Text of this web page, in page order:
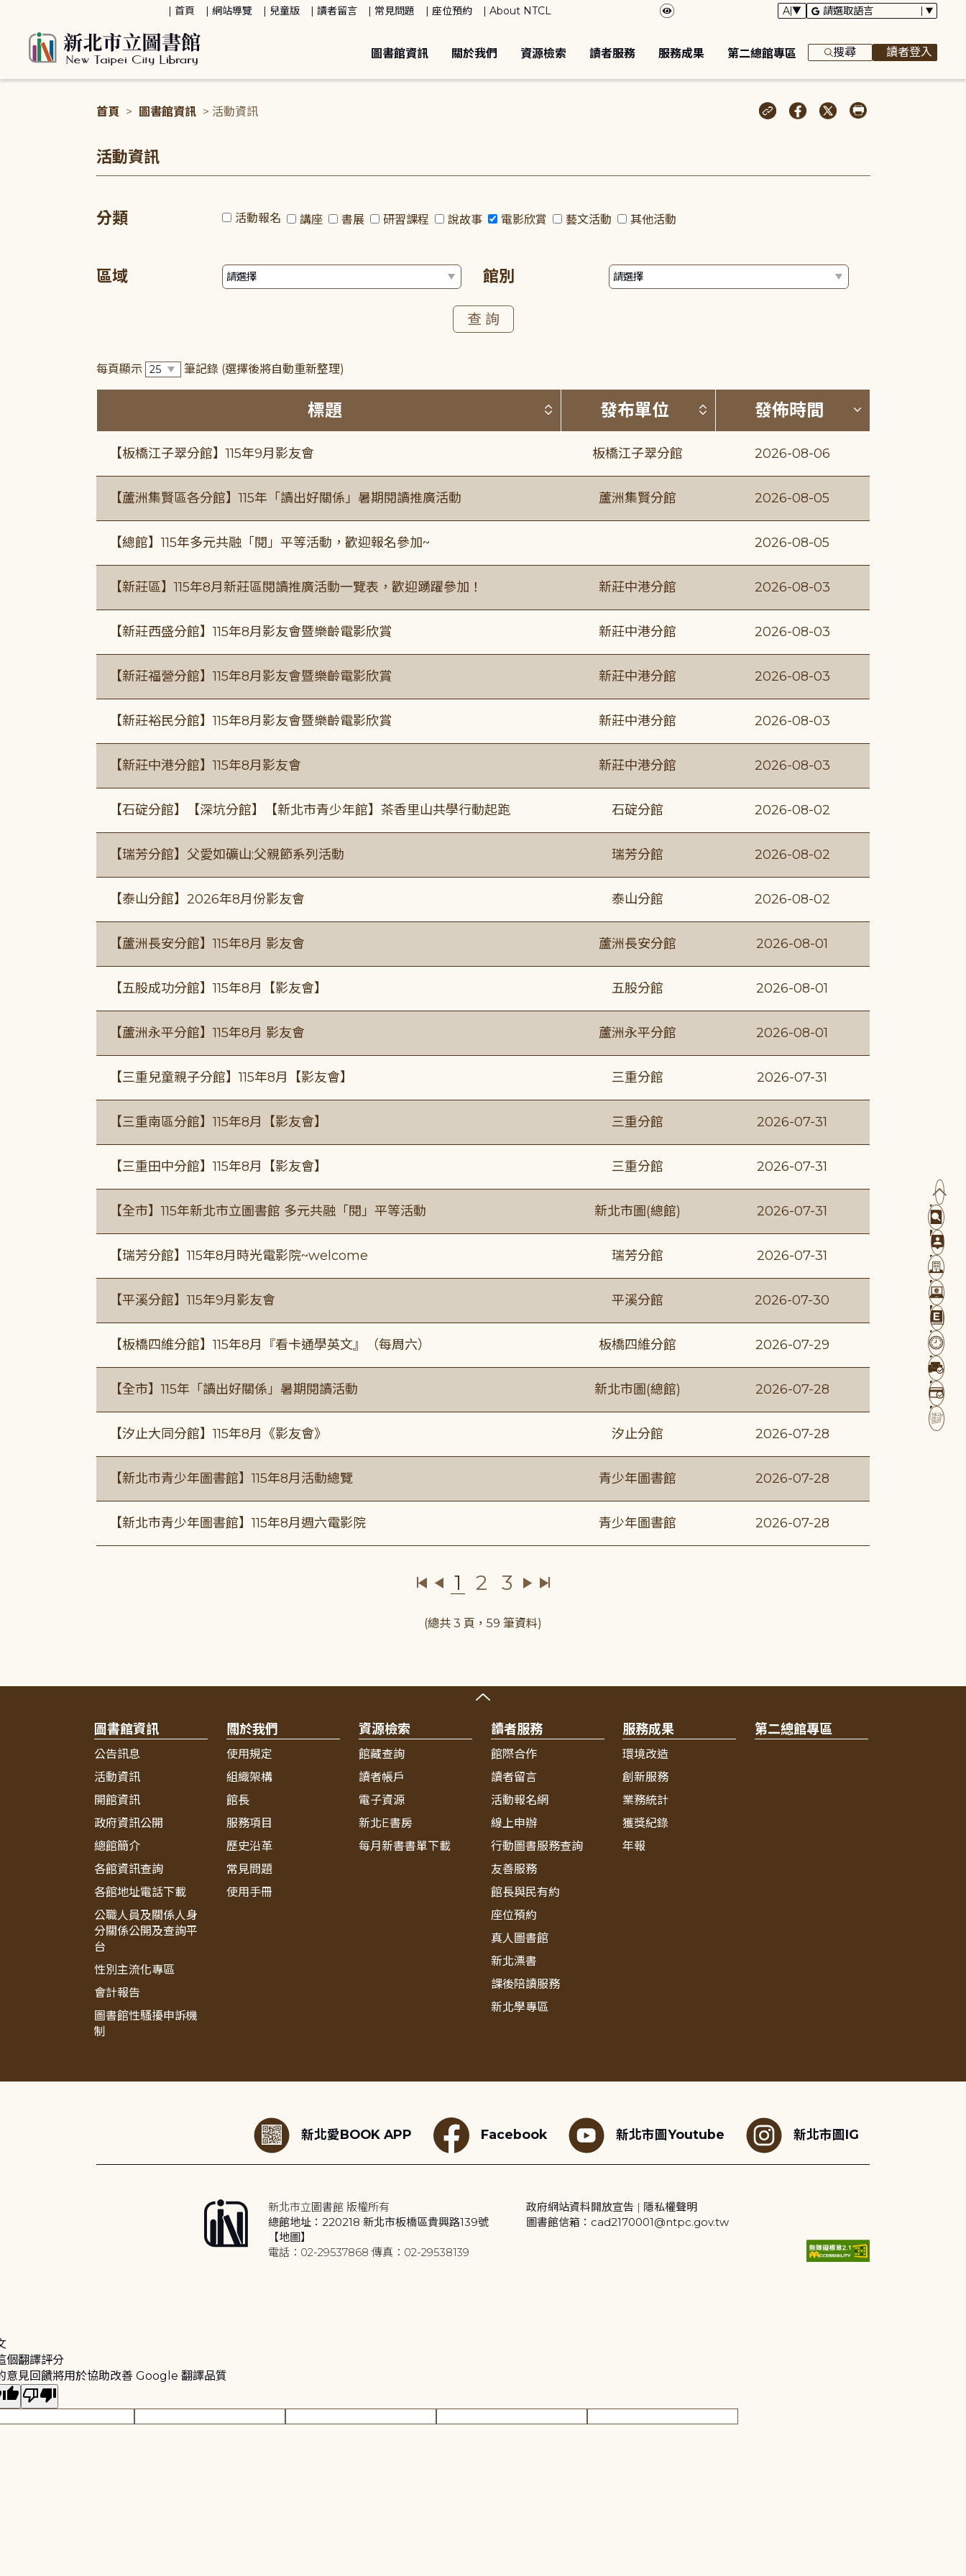
首頁 網站導覽 兒童版 讀者留言 常見問題 座位預約 About NTCL
圖書館資訊 關於我們 資源檢索 讀者服務 服務成果 第二總館專區 搜尋 讀者登入
首頁 > 圖書館資訊 > 活動資訊
活動資訊
分類 活動報名 講座 書展 研習課程 說故事 電影欣賞 藝文活動 其他活動
區域 館別
每頁顯示 筆記錄 (選擇後將自動重新整理)
標題 按標題排序 (升降冪)
發布單位 按發布單位排序 (升降冪)
發佈時間 按發佈時間
【板橋江子翠分館】115年9月影友會 板橋江子翠分館 2026-08-06
【蘆洲集賢區各分館】115年「讀出好關係」暑期閱讀推廣活動 蘆洲集賢分館 2026-08-05
【總館】115年多元共融「閱」平等活動，歡迎報名參加~ 2026-08-05
【新莊區】115年8月新莊區閱讀推廣活動一覽表，歡迎踴躍參加！ 新莊中港分館 2026-08-03
【新莊西盛分館】115年8月影友會暨樂齡電影欣賞 新莊中港分館 2026-08-03
【新莊福營分館】115年8月影友會暨樂齡電影欣賞 新莊中港分館 2026-08-03
【新莊裕民分館】115年8月影友會暨樂齡電影欣賞 新莊中港分館 2026-08-03
【新莊中港分館】115年8月影友會 新莊中港分館 2026-08-03
【石碇分館】【深坑分館】【新北市青少年館】茶香里山共學行動起跑 石碇分館 2026-08-02
【瑞芳分館】父愛如礦山:父親節系列活動 瑞芳分館 2026-08-02
【泰山分館】2026年8月份影友會 泰山分館 2026-08-02
【蘆洲長安分館】115年8月 影友會 蘆洲長安分館 2026-08-01
【五股成功分館】115年8月【影友會】 五股分館 2026-08-01
【蘆洲永平分館】115年8月 影友會 蘆洲永平分館 2026-08-01
【三重兒童親子分館】115年8月【影友會】 三重分館 2026-07-31
【三重南區分館】115年8月【影友會】 三重分館 2026-07-31
【三重田中分館】115年8月【影友會】 三重分館 2026-07-31
【全市】115年新北市立圖書館 多元共融「閱」平等活動 新北市圖(總館) 2026-07-31
【瑞芳分館】115年8月時光電影院~welcome 瑞芳分館 2026-07-31
【平溪分館】115年9月影友會 平溪分館 2026-07-30
【板橋四維分館】115年8月『看卡通學英文』（每周六） 板橋四維分館 2026-07-29
【全市】115年「讀出好關係」暑期閱讀活動 新北市圖(總館) 2026-07-28
【汐止大同分館】115年8月《影友會》 汐止分館 2026-07-28
【新北市青少年圖書館】115年8月活動總覽 青少年圖書館 2026-07-28
【新北市青少年圖書館】115年8月週六電影院 青少年圖書館 2026-07-28
1 2 3
(總共 3 頁，59 筆資料)
圖書館資訊
公告訊息
活動資訊
開館資訊
政府資訊公開
總館簡介
各館資訊查詢
各館地址電話下載
公職人員及關係人身
分關係公開及查詢平
台
性別主流化專區
會計報告
圖書館性騷擾申訴機
制
關於我們
使用規定
組織架構
館長
服務項目
歷史沿革
常見問題
使用手冊
資源檢索
館藏查詢
讀者帳戶
電子資源
新北E書房
每月新書書單下載
讀者服務
館際合作
讀者留言
活動報名網
線上申辦
行動圖書服務查詢
友善服務
館長與民有約
座位預約
真人圖書館
新北漂書
課後陪讀服務
新北學專區
服務成果
環境改造
創新服務
業務統計
獲獎紀錄
年報
第二總館專區
新北愛BOOK APP Facebook 新北市圖Youtube 新北市圖IG
新北市立圖書館 版權所有
總館地址：220218 新北市板橋區貴興路139號
【地圖】
電話：02-29537868 傳真：02-29538139
政府網站資料開放宣告 | 隱私權聲明
圖書館信箱：cad2170001@ntpc.gov.tw
個翻譯評分
意見回饋將用於協助改善 Google 翻譯品質